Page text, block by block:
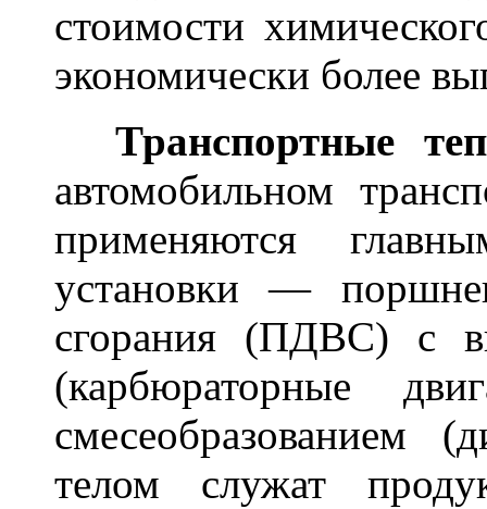
стоимости
экономически более
Транспортные
автомобильном
применяются
установки —
сгорания (ПДВС) с
(карбюраторные
телом служат